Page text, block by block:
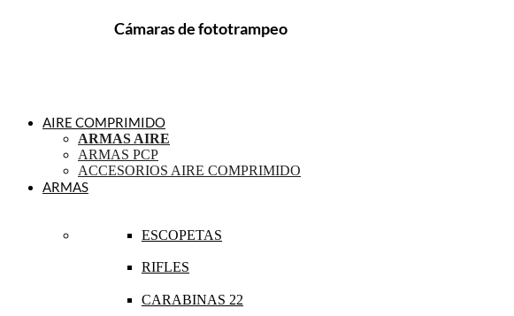
Cámaras de fototrampeo
AIRE COMPRIMIDO
ARMAS AIRE
ARMAS PCP
ACCESORIOS AIRE COMPRIMIDO
ARMAS
ESCOPETAS
RIFLES
CARABINAS 22